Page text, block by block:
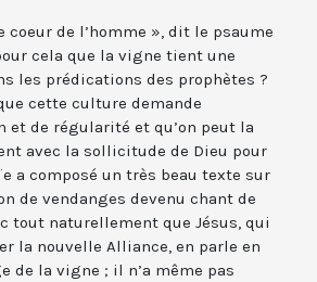
coeur de l’homme », dit le psaume
cela que la vigne tient une
les prédications des prophètes ?
cette culture demande
et de régularité et qu’on peut la
avec la sollicitude de Dieu pour
a composé un très beau texte sur
de vendanges devenu chant de
tout naturellement que Jésus, qui
la nouvelle Alliance, en parle en
de la vigne ; il n’a même pas